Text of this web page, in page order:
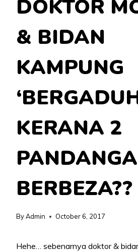
DOKTOR
& BIDAN
KAMPUNG
KERANA 2
BERBEZA??
ByAdmin October 6, 2017
Hehe… sebenarnya doktor &